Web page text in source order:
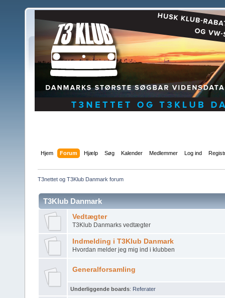
Hjem Forum Hjælp Søg Kalender Medlemmer Log ind
T3nettet og T3Klub Danmark forum
T3Klub Danmark
Vedtægter
T3Klub Danmarks vedtægter
Indmelding i T3Klub Danmark
Hvordan melder jeg mig ind i klubben
Generalforsamling
Underliggende boards: Referater